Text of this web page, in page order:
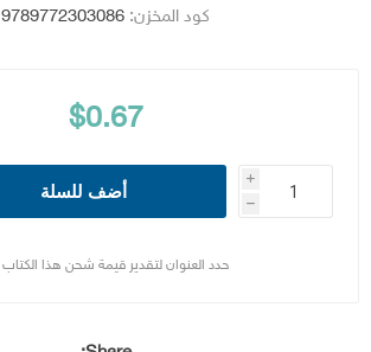
كود المخزن: 9789772303086
$0.67
i
h
أضف للسلة
حدد العنوان لتقدير قيمة شحن هذا الكتاب